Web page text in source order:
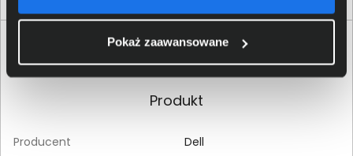
Pokaż zaawansowane
Specyfikacja techniczna Dell Pro Max 16
Premium MA16250 BTO103_MA16250_EMEA
Produkt
Producent Dell